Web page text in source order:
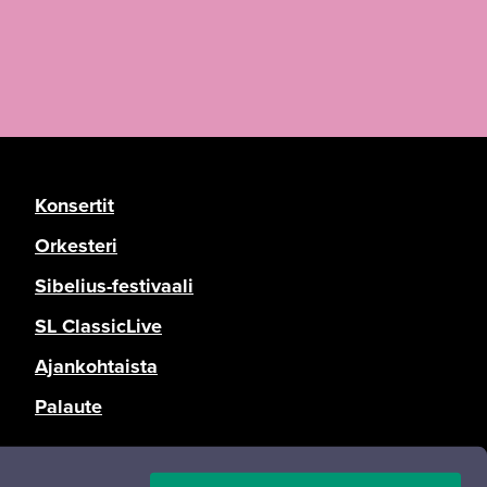
Konsertit
Orkesteri
Sibelius-festivaali
SL ClassicLive
Ajankohtaista
Palaute